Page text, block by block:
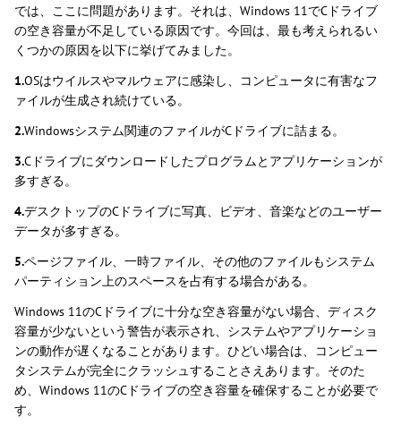
では、ここに問題があります。それは、Windows 11でCドライブ
の空き容量が不足している原因です。今回は、最も考えられるい
くつかの原因を以下に挙げてみました。
1.OSはウイルスやマルウェアに感染し、コンピュータに有害なフ
ァイルが生成され続けている。
2.Windowsシステム関連のファイルがCドライブに詰まる。
3.Cドライブにダウンロードしたプログラムとアプリケーションが
多すぎる。
4.デスクトップのCドライブに写真、ビデオ、音楽などのユーザー
データが多すぎる。
5.ページファイル、一時ファイル、その他のファイルもシステム
パーティション上のスペースを占有する場合がある。
Windows 11のCドライブに十分な空き容量がない場合、ディスク
容量が少ないという警告が表示され、システムやアプリケーショ
ンの動作が遅くなることがあります。ひどい場合は、コンピュー
タシステムが完全にクラッシュすることさえあります。そのた
め、Windows 11のCドライブの空き容量を確保することが必要で
す。